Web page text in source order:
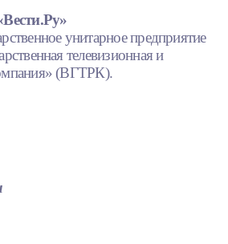
унитарное предприятие
телевизионная и
(ВГТРК).